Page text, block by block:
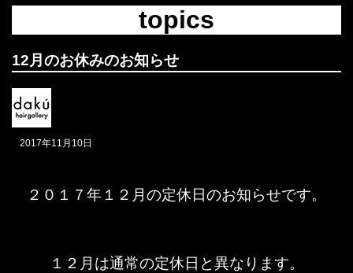
topics
12月のお休みのお知らせ
2017年11月10日
２０１７年１２月の定休日のお知らせです。
１２月は通常の定休日と異なります。